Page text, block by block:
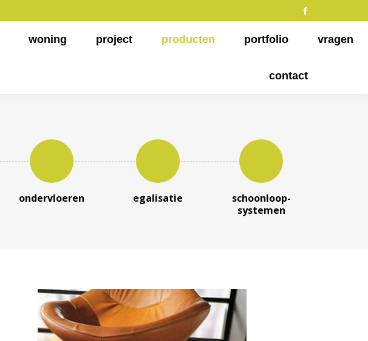
Facebook
page
new
woning project producten portfolio vragen
contact
ondervloeren egalisatie
schoonloop-
systemen